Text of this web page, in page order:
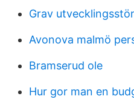
Grav
Avonova malmö
Bramserud ole
Hur gor man en